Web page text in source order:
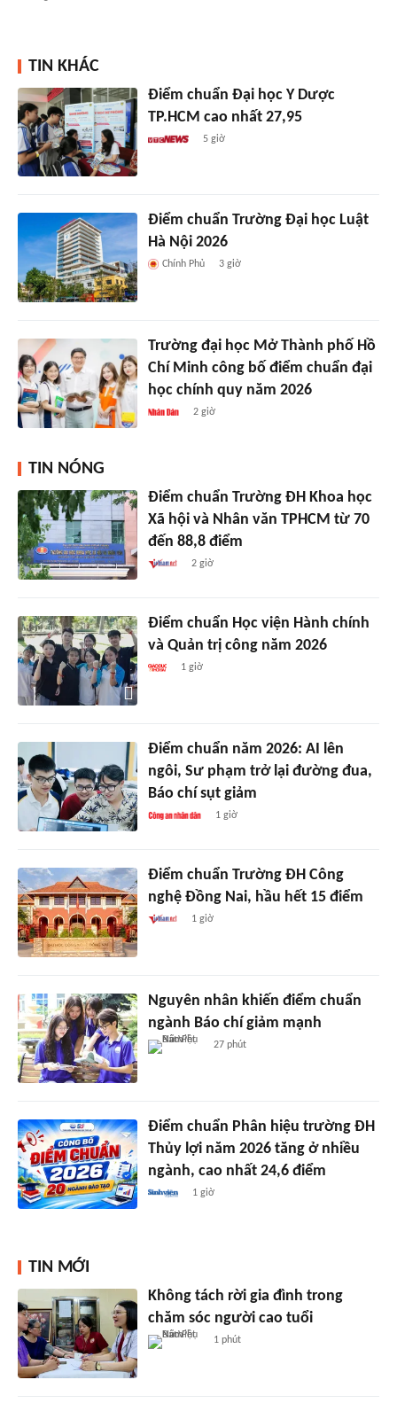
TIN KHÁC
Điểm chuẩn Đại học Y Dược
TP.HCM cao nhất 27,95
5 giờ
Điểm chuẩn Trường Đại học Luật
Hà Nội 2026
Chính Phủ 3 giờ
Trường đại học Mở Thành phố Hồ
Chí Minh công bố điểm chuẩn đại
học chính quy năm 2026
2 giờ
TIN NÓNG
Điểm chuẩn Trường ĐH Khoa học
Xã hội và Nhân văn TPHCM từ 70
đến 88,8 điểm
2 giờ
Điểm chuẩn Học viện Hành chính
và Quản trị công năm 2026
1 giờ
Điểm chuẩn năm 2026: AI lên
ngôi, Sư phạm trở lại đường đua,
Báo chí sụt giảm
1 giờ
Điểm chuẩn Trường ĐH Công
nghệ Đồng Nai, hầu hết 15 điểm
1 giờ
Nguyên nhân khiến điểm chuẩn
ngành Báo chí giảm mạnh
27 phút
Điểm chuẩn Phân hiệu trường ĐH
Thủy lợi năm 2026 tăng ở nhiều
ngành, cao nhất 24,6 điểm
1 giờ
TIN MỚI
Không tách rời gia đình trong
chăm sóc người cao tuổi
1 phút